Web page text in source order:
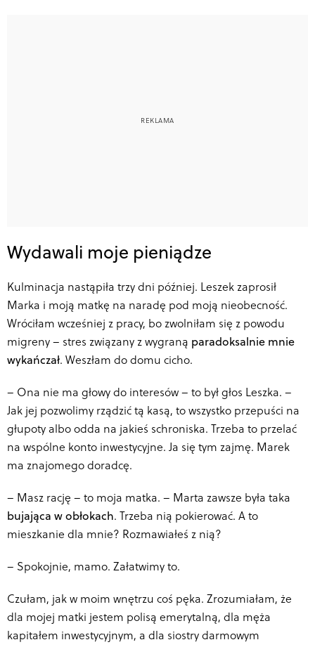
Wydawali moje pieniądze
Kulminacja nastąpiła trzy dni później. Leszek zaprosił
Marka i moją matkę na naradę pod moją nieobecność.
Wróciłam wcześniej z pracy, bo zwolniłam się z powodu
migreny – stres związany z wygraną paradoksalnie mnie
wykańczał. Weszłam do domu cicho.
– Ona nie ma głowy do interesów – to był głos Leszka. –
Jak jej pozwolimy rządzić tą kasą, to wszystko przepuści na
głupoty albo odda na jakieś schroniska. Trzeba to przelać
na wspólne konto inwestycyjne. Ja się tym zajmę. Marek
ma znajomego doradcę.
– Masz rację – to moja matka. – Marta zawsze była taka
bujająca w obłokach. Trzeba nią pokierować. A to
mieszkanie dla mnie? Rozmawiałeś z nią?
– Spokojnie, mamo. Załatwimy to.
Czułam, jak w moim wnętrzu coś pęka. Zrozumiałam, że
dla mojej matki jestem polisą emerytalną, dla męża
kapitałem inwestycyjnym, a dla siostry darmowym